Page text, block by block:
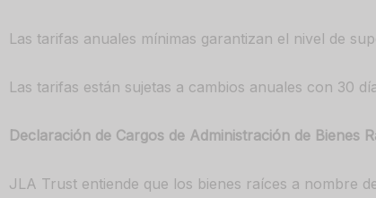
Las tarifas anuales mínimas garantizan el nivel de
Las tarifas están sujetas a cambios anuales con 30
Declaración de Cargos de Administración de Bienes
JLA Trust entiende que los bienes raíces a nombre